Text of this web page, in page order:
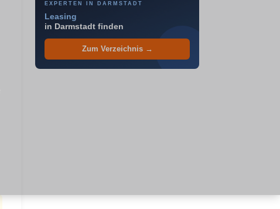
EXPERTEN IN DARMSTADT
Leasing
in Darmstadt finden
Zum Verzeichnis →